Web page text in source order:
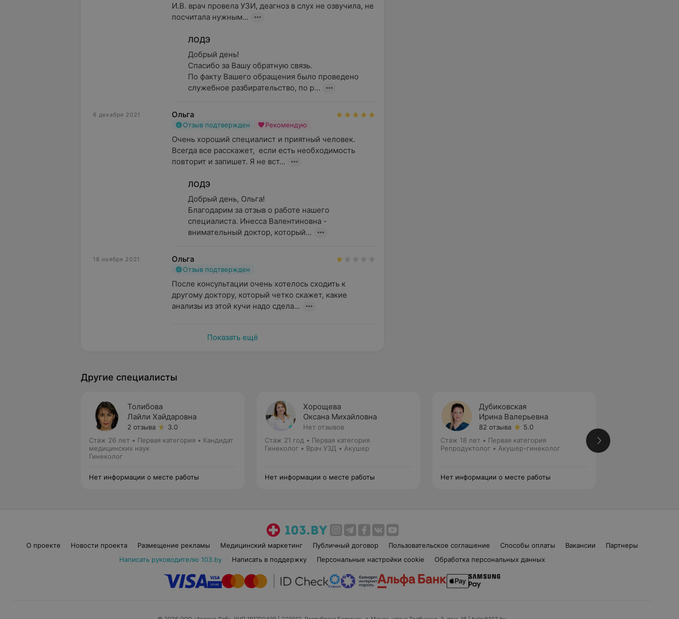
И.В. врач провела УЗИ, деагноз в слух не озвучила, не
посчитала нужным...
ЛОДЭ
Добрый день!
Спасибо за Вашу обратную связь.
По факту Вашего обращения было проведено
служебное разбирательство, по р...
6 декабря 2021 Ольга
Отзыв подтвержден Рекомендую
Очень хороший специалист и приятный человек.
Всегда все расскажет,  если есть необходимость
повторит и запишет. Я не вст...
ЛОДЭ
Добрый день, Ольга!
Благодарим за отзыв о работе нашего
специалиста. Инесса Валентиновна -
внимательный доктор, который...
18 ноября 2021 Ольга
Отзыв подтвержден
После консультации очень хотелось сходить к
другому доктору, который четко скажет, какие
анализы из этой кучи надо сдела...
Показать ещё
Другие специалисты
Толибова
Лайли Хайдаровна
2 отзыва
3.0
Стаж 26 лет • Первая категория • Кандидат
медицинских наук
Гинеколог
Нет информации о месте работы
Хорощева
Оксана Михайловна
Нет отзывов
Стаж 21 год • Первая категория
Гинеколог • Врач УЗД • Акушер
Нет информации о месте работы
Дубиковская
Ирина Валерьевна
82 отзыва
5.0
Стаж 18 лет • Первая категория
Репродуктолог • Акушер-гинеколог
Нет информации о месте работы
О проекте Новости проекта Размещение рекламы Медицинский маркетинг Публичный договор Пользовательское соглашение Способы оплаты Вакансии
Партнеры
Написать руководителю 103.by
Написать в поддержку Персональные настройки cookie Обработка персональных данных